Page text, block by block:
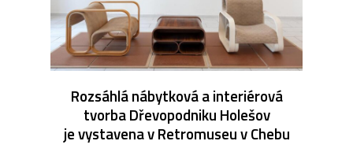
Rozsáhlá nábytková a interiérová
tvorba Dřevopodniku Holešov
je vystavena v Retromuseu v Chebu